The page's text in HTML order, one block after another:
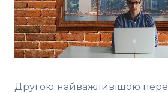
Другою найважливішою